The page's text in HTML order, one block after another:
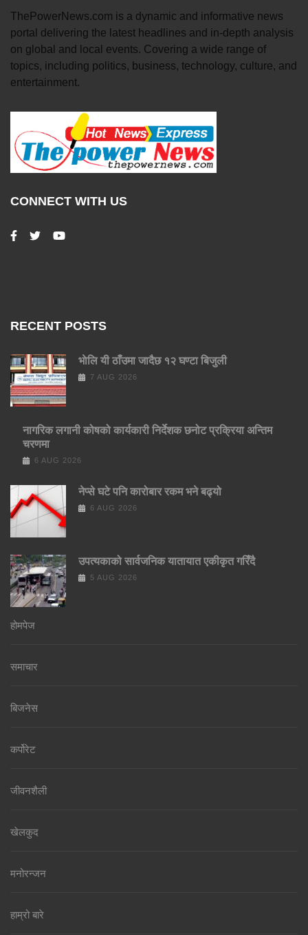
ThePowerNews.com is a dynamic and informative news
portal delivering the latest headlines and in-depth analysis
on global and local events. Covering a wide range of
topics, including politics, business, technology, culture, and
entertainment.
CONNECT WITH US
RECENT POSTS
भाेलि यी ठाँउमा जादैछ १२ घण्टा बिजुली
7 AUG 2026
नागरिक लगानी कोषको कार्यकारी निर्देशक छनोट प्रक्रिया अन्तिम
चरणमा
6 AUG 2026
नेप्से घटे पनि कारोबार रकम भने बढ्यो
6 AUG 2026
उपत्यकाको सार्वजनिक यातायात एकीकृत गरिँदै
5 AUG 2026
होमपेज
समाचार
बिजनेस
कर्पोरेट
जीवनशैली
खेलकुद
मनोरन्जन
हाम्रो बारे